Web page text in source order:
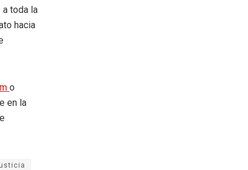
toda la
hacia
o
en la